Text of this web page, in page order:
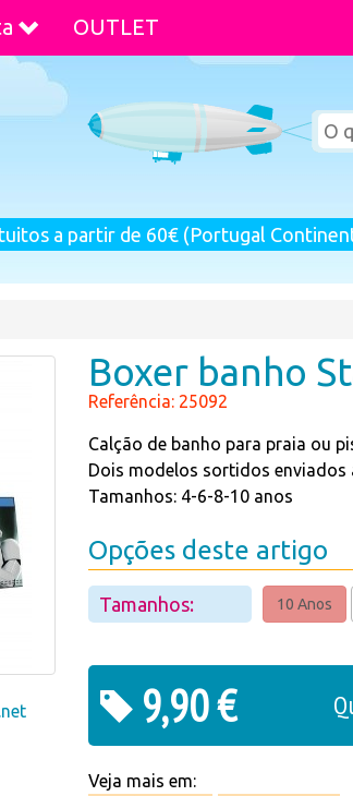
OUTLET
a partir de 60€ (Portugal
Boxer banho
Referência: 25092
Calção de banho para praia ou
Dois modelos sortidos enviados
Tamanhos: 4-6-8-10 anos
Opções deste artigo
Tamanhos: 10 Anos
9,90 €
Veja mais em: